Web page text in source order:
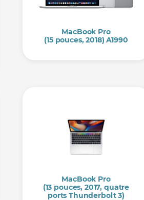
MacBook Pro
(15 pouces, 2018) A1990
MacBook Pro
(13 pouces, 2017, quatre
ports Thunderbolt 3)